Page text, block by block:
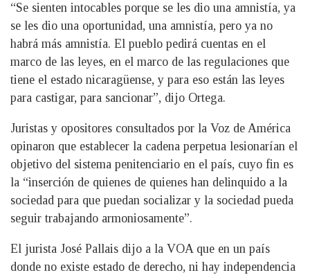
“Se sienten intocables porque se les dio una amnistía, ya
se les dio una oportunidad, una amnistía, pero ya no
habrá más amnistía. El pueblo pedirá cuentas en el
marco de las leyes, en el marco de las regulaciones que
tiene el estado nicaragüense, y para eso están las leyes
para castigar, para sancionar”, dijo Ortega.
Juristas y opositores consultados por la Voz de América
opinaron que establecer la cadena perpetua lesionarían el
objetivo del sistema penitenciario en el país, cuyo fin es
la “inserción de quienes de quienes han delinquido a la
sociedad para que puedan socializar y la sociedad pueda
seguir trabajando armoniosamente”.
El jurista José Pallais dijo a la VOA que en un país
donde no existe estado de derecho, ni hay independencia